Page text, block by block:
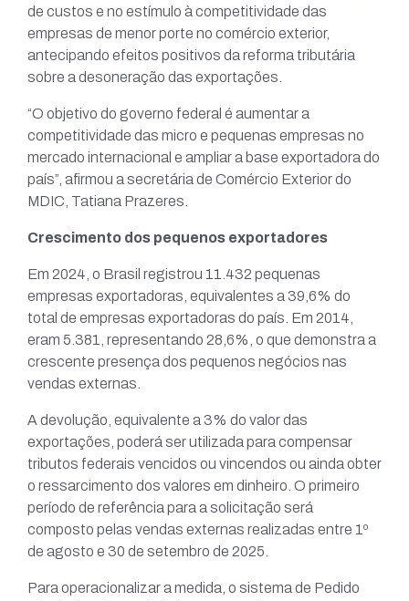
de custos e no estímulo à competitividade das
empresas de menor porte no comércio exterior,
antecipando efeitos positivos da reforma tributária
sobre a desoneração das exportações.
“O objetivo do governo federal é aumentar a
competitividade das micro e pequenas empresas no
mercado internacional e ampliar a base exportadora do
país”, afirmou a secretária de Comércio Exterior do
MDIC, Tatiana Prazeres.
Crescimento dos pequenos exportadores
Em 2024, o Brasil registrou 11.432 pequenas
empresas exportadoras, equivalentes a 39,6% do
total de empresas exportadoras do país. Em 2014,
eram 5.381, representando 28,6%, o que demonstra a
crescente presença dos pequenos negócios nas
vendas externas.
A devolução, equivalente a 3% do valor das
exportações, poderá ser utilizada para compensar
tributos federais vencidos ou vincendos ou ainda obter
o ressarcimento dos valores em dinheiro. O primeiro
período de referência para a solicitação será
composto pelas vendas externas realizadas entre 1º
de agosto e 30 de setembro de 2025.
Para operacionalizar a medida, o sistema de Pedido